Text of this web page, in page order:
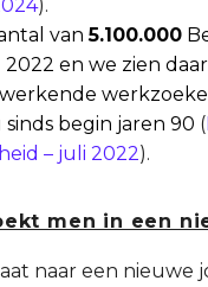
).
van5.100.000
2022 en we zien
sinds begin jaren 90 (
– juli 2022).
men in een
naar een nieuwe